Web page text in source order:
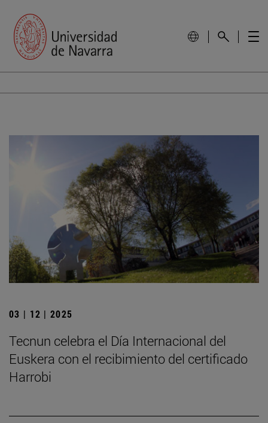
03 | 12 | 2025
Tecnun celebra el Día Internacional del
Euskera con el recibimiento del certificado
Harrobi